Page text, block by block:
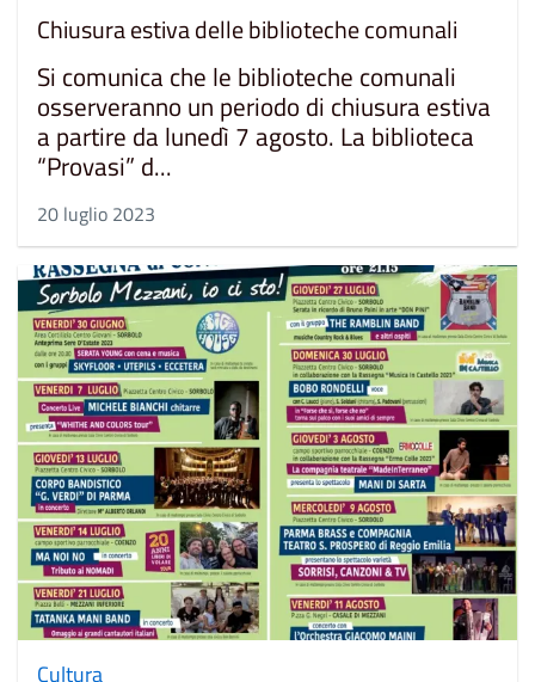
Chiusura estiva delle biblioteche comunali
Si comunica che le biblioteche comunali
osserveranno un periodo di chiusura estiva
a partire da lunedì 7 agosto. La biblioteca
“Provasi” d...
20 luglio 2023
Cultura